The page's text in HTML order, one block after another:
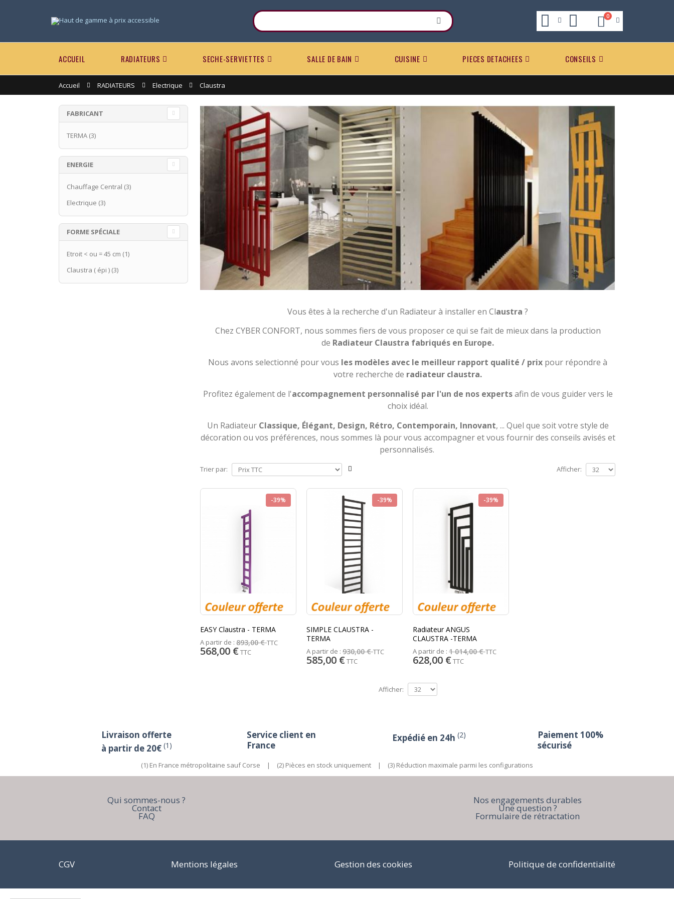
0
ACCUEIL RADIATEURS SECHE-SERVIETTES SALLE DE BAIN CUISINE PIECES DETACHEES CONSEILS
Accueil RADIATEURS Electrique Claustra
Vous êtes à la recherche d'un Radiateur à installer en Claustra ?
Chez CYBER CONFORT, nous sommes fiers de vous proposer ce qui se fait de mieux dans la production
de Radiateur Claustra fabriqués en Europe.
Nous avons selectionné pour vous les modèles avec le meilleur rapport qualité / prix pour répondre à
votre recherche de radiateur claustra.
Profitez également de l'accompagnement personnalisé par l'un de nos expertsafin de vous guider vers le
choix idéal.
Un Radiateur Classique, Élégant, Design, Rétro, Contemporain, Innovant, ... Quel que soit votre style de
décoration ou vos préférences, nous sommes là pour vous accompagner et vous fournir des conseils avisés et
personnalisés.
Trier par: Afficher:
-39%
EASY Claustra - TERMA
A partir de : 893,00 €TTC
568,00 €TTC
-39%
SIMPLE CLAUSTRA -
TERMA
A partir de : 930,00 €TTC
585,00 €TTC
-39%
Radiateur ANGUS
CLAUSTRA -TERMA
A partir de : 1 014,00 €TTC
628,00 €TTC
Afficher:
FABRICANT
TERMA (3)
ENERGIE
Chauffage Central (3)
Electrique (3)
FORME SPÉCIALE
Etroit < ou = 45 cm (1)
Claustra ( épi ) (3)
Livraison offerte
à partir de 20€ (1)
Service client en
France
Expédié en 24h (2)
Paiement 100%
sécurisé
(1) En France métropolitaine sauf Corse | (2) Pièces en stock uniquement | (3) Réduction maximale parmi les configurations
Qui sommes-nous ?
Contact
FAQ
Nos engagements durables
Une question ?
Formulaire de rétractation
CGV Mentions légales Gestion des cookies Politique de confidentialité